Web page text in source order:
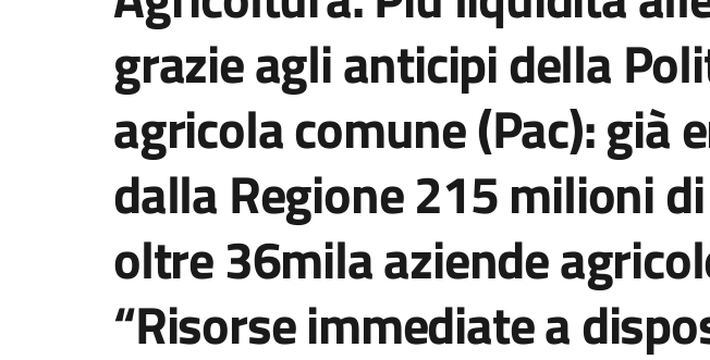
grazie agli anticipi della
agricola comune (Pac): già
dalla Regione 215 milioni
oltre 36mila aziende
“Risorse immediate a